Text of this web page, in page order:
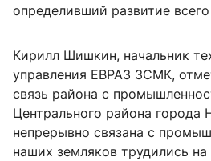
определивший развитие
Кирилл Шишкин, начальник
управления ЕВРАЗ ЗСМК,
связь района с
Центрального района города
непрерывно связана с
наших земляков трудились на